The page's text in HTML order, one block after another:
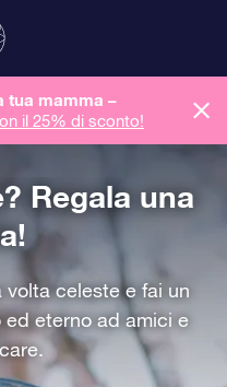
tua mamma –
il 25% di sconto!
Regala una
volta celeste e fai un
eterno ad amici e